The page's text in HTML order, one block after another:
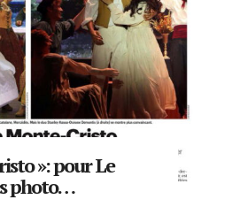
»: pour Le
photo…